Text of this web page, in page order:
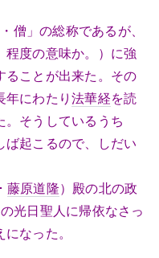
僧」の総称であるが、
程度の意味か。）に強
ることが出来た。その
にわたり 法華経を読
。そうしているうち
ば起こるので、しだい
藤原道隆）殿の北の政
光日聖人に帰依なさっ
なった。